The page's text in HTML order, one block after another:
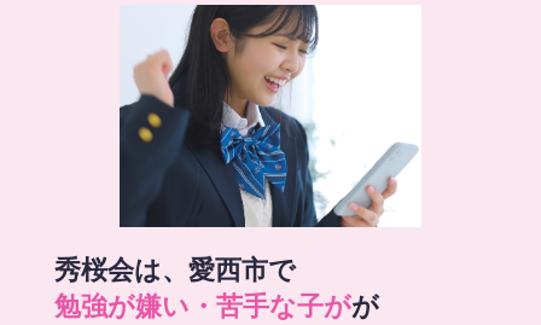
秀桜会は、愛西市で
勉強が嫌い・苦手な子がが